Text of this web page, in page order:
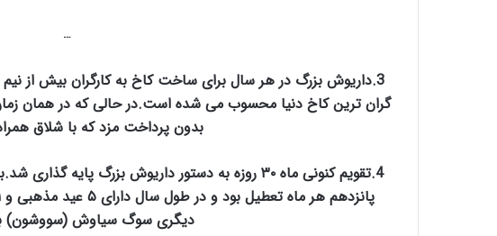
…
3.داریوش بزرگ در هر سال برای ساخت کاخ به کارگران بیش از
گران ترین کاخ دنیا محسوب می شده است.در حالی که در همان
بدون پرداخت مزد که با شلاق
4.تقویم کنونی ماه ۳۰ روزه به دستور داریوش بزرگ
دیگری سوگ سیاوش (سووشون)